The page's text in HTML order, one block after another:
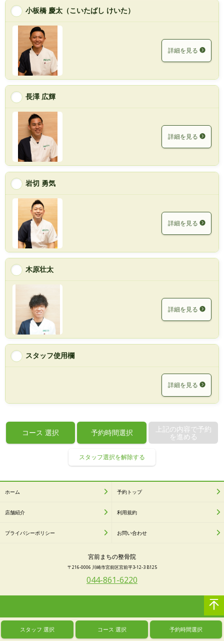
スタッフ 選択 コース 選択 予約時間選択
小板橋 慶太（こいたばし けいた）
詳細を見る
長澤 広輝
詳細を見る
岩切 勇気
詳細を見る
木原壮太
詳細を見る
スタッフ使用欄
詳細を見る
コース 選択 予約時間選択 上記の内容で予約
を進める
スタッフ選択を解除する
ホーム 予約トップ
店舗紹介 利用規約
プライバシーポリシー お問い合わせ
宮前まちの整骨院
〒216-0006 川崎市宮前区宮前平3-12-3 B125
044-861-6220